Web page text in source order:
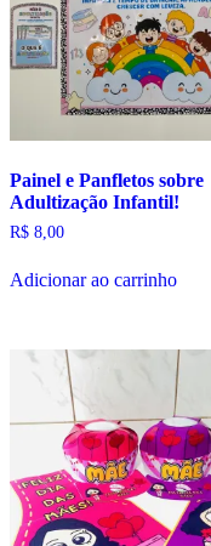
Painel e Panfletos sobre
Adultização Infantil!
R$ 8,00
Adicionar ao carrinho